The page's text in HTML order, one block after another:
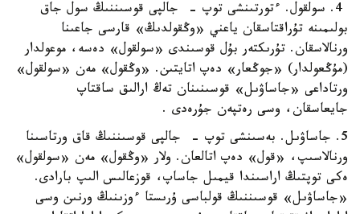
4. سولقول. ءتورتىنشى توپ - جالپى قوسىننىڭ سول جاق
بولىمىنە تۇراقتاسقان ياعني «وڭقولدىڭ» قارسى جاعىنا
ورنالاسقان. تۇرىكتەر بۇل قوسىندى «سولقول» دەسە، موعولدار
(مۇڭعولدار) «جوڭعار» دەپ اتايتىن. «وڭقول» مەن «سولقول»
ورتاداعى «جاساۋىل» قوسىنىنان تەڭ ارالىق ساقتاپ
جايعاسقان، وسى رەتپەن جۇرەدى .
5. جاساۋىل. بەسىنشى توپ - جالپى قوسىننىڭ قاق ورتاسىنا
ورنالاسىپ، «قول» دەپ اتالعان. ولار «وڭقول» مەن «سولقول»
ەكى توپتىڭ اراسىندا قيمىل جاساپ، قوزعالىس الىپ بارادى.
«جاساۋىل» قوسىننىڭ قولباسى ۇرىستا ءوزىنىڭ ورنىن وسى